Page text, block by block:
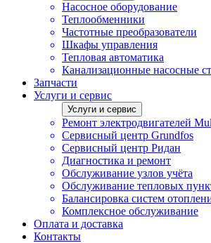
Насосное оборудование
Теплообменники
Частотные преобразователи
Шкафы управления
Тепловая автоматика
Канализационные насосные
Запчасти
Услуги и сервис
Услуги и сервис
Ремонт электродвигателей
Сервисный центр Grundfos
Сервисный центр Ридан
Диагностика и ремонт
Обслуживание узлов учёта
Обслуживание тепловых
Балансировка систем
Комплексное обслуживание
Оплата и доставка
Контакты